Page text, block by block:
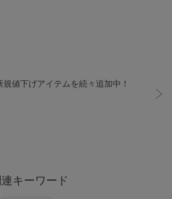
規値下げアイテムを続々追加中！
キーワード